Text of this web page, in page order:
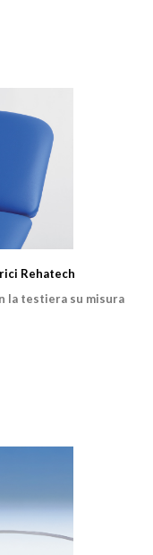
Rehatech
la testiera su misura